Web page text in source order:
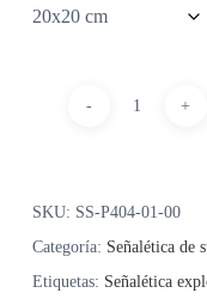
SKU: SS-P404-01-00
Categoría: Señalética de
Etiquetas: Señalética